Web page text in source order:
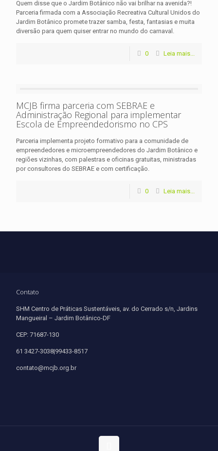
Quem disse que o Jardim Botânico não vai brilhar na avenida?!
Parceria firmada com a Associação Recreativa Cultural Unidos do
Jardim Botânico promete trazer samba, festa, fantasias e muita
diversão para quem quiser entrar no mundo do carnaval.
0 Leia mais...
MCJB firma parceria com SEBRAE e
Administração Regional para implementar
Escola de Empreendedorismo no CPS
Parceria implementa projeto formativo para a comunidade de
empreendedores e microempreendedores do Jardim Botânico e
regiões vizinhas, com palestras e oficinas gratuitas, ministradas
por consultores do SEBRAE e com certificação.
0 Leia mais...
Contato
SHM Centro de Práticas Sustentáveis, av. do Cerrado s/n, Jardins
Mangueiral – Jardim Botânico-DF
CEP: 71687-130
61 3427-3038|99433-8517
contato@mcjb.org.br